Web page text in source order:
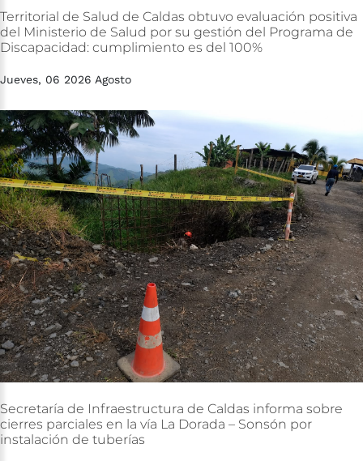
Territorial de Salud de Caldas obtuvo evaluación positiva
del Ministerio de Salud por su gestión del Programa de
Discapacidad: cumplimiento es del 100%
Jueves, 06 2026 Agosto
Secretaría de Infraestructura de Caldas informa sobre
cierres parciales en la vía La Dorada – Sonsón por
instalación de tuberías